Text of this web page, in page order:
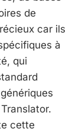
de
car ils
à
qui
cette